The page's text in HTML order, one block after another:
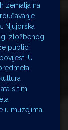
zemalja na
Njujorška
izložbenog
publici
U
s tim
u muzejima